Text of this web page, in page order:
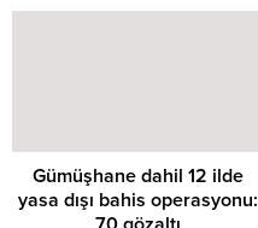
Gümüşhane dahil 12 ilde
yasa dışı bahis operasyonu: